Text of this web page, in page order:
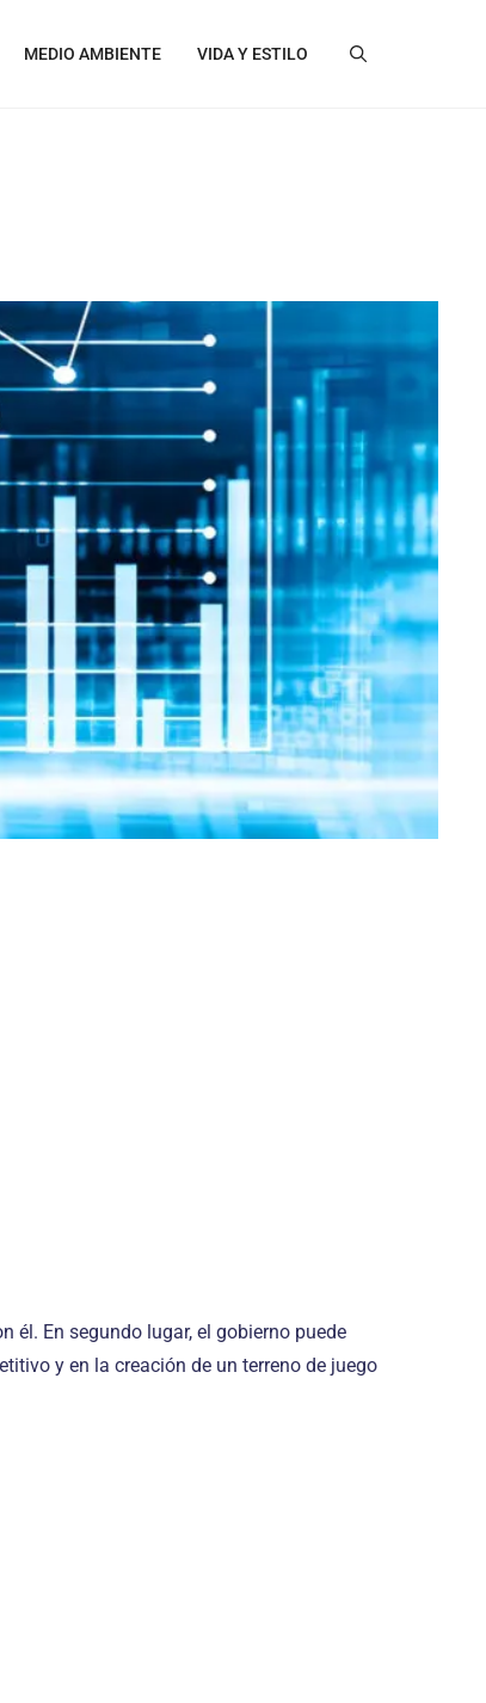
MEDIO AMBIENTE VIDA Y ESTILO
él. En segundo lugar, el gobierno puede
y en la creación de un terreno de juego